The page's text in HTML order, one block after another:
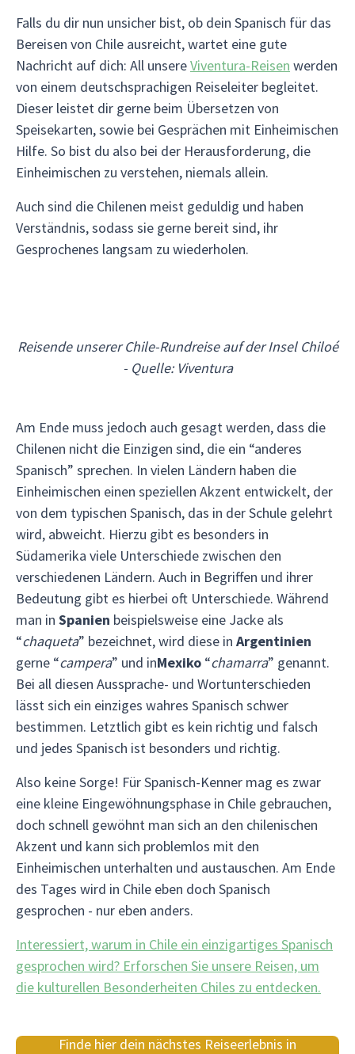
Falls du dir nun unsicher bist, ob dein Spanisch für das
Bereisen von Chile ausreicht, wartet eine gute
Nachricht auf dich: All unsereViventura-Reisen werden
von einem deutschsprachigen Reiseleiter begleitet.
Dieser leistet dir gerne beim Übersetzen von
Speisekarten, sowie bei Gesprächen mit Einheimischen
Hilfe. So bist du also bei der Herausforderung, die
Einheimischen zu verstehen, niemals allein.
Auch sind die Chilenen meist geduldig und haben
Verständnis, sodass sie gerne bereit sind, ihr
Gesprochenes langsam zu wiederholen.
Reisende unserer Chile-Rundreise auf der Insel Chiloé
- Quelle: Viventura
Am Ende muss jedoch auch gesagt werden, dass die
Chilenen nicht die Einzigen sind, die ein “anderes
Spanisch” sprechen. In vielen Ländern haben die
Einheimischen einen speziellen Akzent entwickelt, der
von dem typischen Spanisch, das in der Schule gelehrt
wird, abweicht. Hierzu gibt es besonders in
Südamerika viele Unterschiede zwischen den
verschiedenen Ländern. Auch in Begriffen und ihrer
Bedeutung gibt es hierbei oft Unterschiede. Während
man in Spanien beispielsweise eine Jacke als
“chaqueta” bezeichnet, wird diese in Argentinien
gerne “campera” und inMexiko “chamarra” genannt.
Bei all diesen Aussprache- und Wortunterschieden
lässt sich ein einziges wahres Spanisch schwer
bestimmen. Letztlich gibt es kein richtig und falsch
und jedes Spanisch ist besonders und richtig.
Also keine Sorge! Für Spanisch-Kenner mag es zwar
eine kleine Eingewöhnungsphase in Chile gebrauchen,
doch schnell gewöhnt man sich an den chilenischen
Akzent und kann sich problemlos mit den
Einheimischen unterhalten und austauschen. Am Ende
des Tages wird in Chile eben doch Spanisch
gesprochen - nur eben anders.
Interessiert, warum in Chile ein einzigartiges Spanisch
gesprochen wird? Erforschen Sie unsere Reisen, um
die kulturellen Besonderheiten Chiles zu entdecken.
Finde hier dein nächstes Reiseerlebnis in